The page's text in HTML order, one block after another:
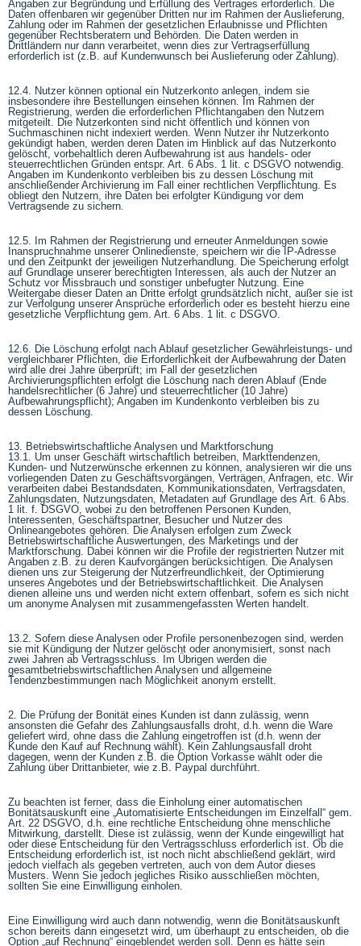
Angaben zur Begründung und Erfüllung des Vertrages erforderlich. Die
Daten offenbaren wir gegenüber Dritten nur im Rahmen der Auslieferung,
Zahlung oder im Rahmen der gesetzlichen Erlaubnisse und Pflichten
gegenüber Rechtsberatern und Behörden. Die Daten werden in
Drittländern nur dann verarbeitet, wenn dies zur Vertragserfüllung
erforderlich ist (z.B. auf Kundenwunsch bei Auslieferung oder Zahlung).
12.4. Nutzer können optional ein Nutzerkonto anlegen, indem sie
insbesondere ihre Bestellungen einsehen können. Im Rahmen der
Registrierung, werden die erforderlichen Pflichtangaben den Nutzern
mitgeteilt. Die Nutzerkonten sind nicht öffentlich und können von
Suchmaschinen nicht indexiert werden. Wenn Nutzer ihr Nutzerkonto
gekündigt haben, werden deren Daten im Hinblick auf das Nutzerkonto
gelöscht, vorbehaltlich deren Aufbewahrung ist aus handels- oder
steuerrechtlichen Gründen entspr. Art. 6 Abs. 1 lit. c DSGVO notwendig.
Angaben im Kundenkonto verbleiben bis zu dessen Löschung mit
anschließender Archivierung im Fall einer rechtlichen Verpflichtung. Es
obliegt den Nutzern, ihre Daten bei erfolgter Kündigung vor dem
Vertragsende zu sichern.
12.5. Im Rahmen der Registrierung und erneuter Anmeldungen sowie
Inanspruchnahme unserer Onlinedienste, speichern wir die IP-Adresse
und den Zeitpunkt der jeweiligen Nutzerhandlung. Die Speicherung erfolgt
auf Grundlage unserer berechtigten Interessen, als auch der Nutzer an
Schutz vor Missbrauch und sonstiger unbefugter Nutzung. Eine
Weitergabe dieser Daten an Dritte erfolgt grundsätzlich nicht, außer sie ist
zur Verfolgung unserer Ansprüche erforderlich oder es besteht hierzu eine
gesetzliche Verpflichtung gem. Art. 6 Abs. 1 lit. c DSGVO.
12.6. Die Löschung erfolgt nach Ablauf gesetzlicher Gewährleistungs- und
vergleichbarer Pflichten, die Erforderlichkeit der Aufbewahrung der Daten
wird alle drei Jahre überprüft; im Fall der gesetzlichen
Archivierungspflichten erfolgt die Löschung nach deren Ablauf (Ende
handelsrechtlicher (6 Jahre) und steuerrechtlicher (10 Jahre)
Aufbewahrungspflicht); Angaben im Kundenkonto verbleiben bis zu
dessen Löschung.
13. Betriebswirtschaftliche Analysen und Marktforschung
13.1. Um unser Geschäft wirtschaftlich betreiben, Markttendenzen,
Kunden- und Nutzerwünsche erkennen zu können, analysieren wir die uns
vorliegenden Daten zu Geschäftsvorgängen, Verträgen, Anfragen, etc. Wir
verarbeiten dabei Bestandsdaten, Kommunikationsdaten, Vertragsdaten,
Zahlungsdaten, Nutzungsdaten, Metadaten auf Grundlage des Art. 6 Abs.
1 lit. f. DSGVO, wobei zu den betroffenen Personen Kunden,
Interessenten, Geschäftspartner, Besucher und Nutzer des
Onlineangebotes gehören. Die Analysen erfolgen zum Zweck
Betriebswirtschaftliche Auswertungen, des Marketings und der
Marktforschung. Dabei können wir die Profile der registrierten Nutzer mit
Angaben z.B. zu deren Kaufvorgängen berücksichtigen. Die Analysen
dienen uns zur Steigerung der Nutzerfreundlichkeit, der Optimierung
unseres Angebotes und der Betriebswirtschaftlichkeit. Die Analysen
dienen alleine uns und werden nicht extern offenbart, sofern es sich nicht
um anonyme Analysen mit zusammengefassten Werten handelt.
13.2. Sofern diese Analysen oder Profile personenbezogen sind, werden
sie mit Kündigung der Nutzer gelöscht oder anonymisiert, sonst nach
zwei Jahren ab Vertragsschluss. Im Übrigen werden die
gesamtbetriebswirtschaftlichen Analysen und allgemeine
Tendenzbestimmungen nach Möglichkeit anonym erstellt.
2. Die Prüfung der Bonität eines Kunden ist dann zulässig, wenn
ansonsten die Gefahr des Zahlungsausfalls droht, d.h. wenn die Ware
geliefert wird, ohne dass die Zahlung eingetroffen ist (d.h. wenn der
Kunde den Kauf auf Rechnung wählt). Kein Zahlungsausfall droht
dagegen, wenn der Kunden z.B. die Option Vorkasse wählt oder die
Zahlung über Drittanbieter, wie z.B. Paypal durchführt.
Zu beachten ist ferner, dass die Einholung einer automatischen
Bonitätsauskunft eine „Automatisierte Entscheidungen im Einzelfall“ gem.
Art. 22 DSGVO, d.h. eine rechtliche Entscheidung ohne menschliche
Mitwirkung, darstellt. Diese ist zulässig, wenn der Kunde eingewilligt hat
oder diese Entscheidung für den Vertragsschluss erforderlich ist. Ob die
Entscheidung erforderlich ist, ist noch nicht abschließend geklärt, wird
jedoch vielfach als gegeben vertreten, auch von dem Autor dieses
Musters. Wenn Sie jedoch jegliches Risiko ausschließen möchten,
sollten Sie eine Einwilligung einholen.
Eine Einwilligung wird auch dann notwendig, wenn die Bonitätsauskunft
schon bereits dann eingesetzt wird, um überhaupt zu entscheiden, ob die
Option „auf Rechnung“ eingeblendet werden soll. Denn es hätte sein